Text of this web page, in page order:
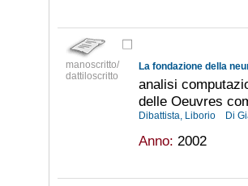
manoscritto/
dattiloscritto
La fondazione della
analisi
delle Oeuvres
Dibattista, Liborio Di
Anno: 2002